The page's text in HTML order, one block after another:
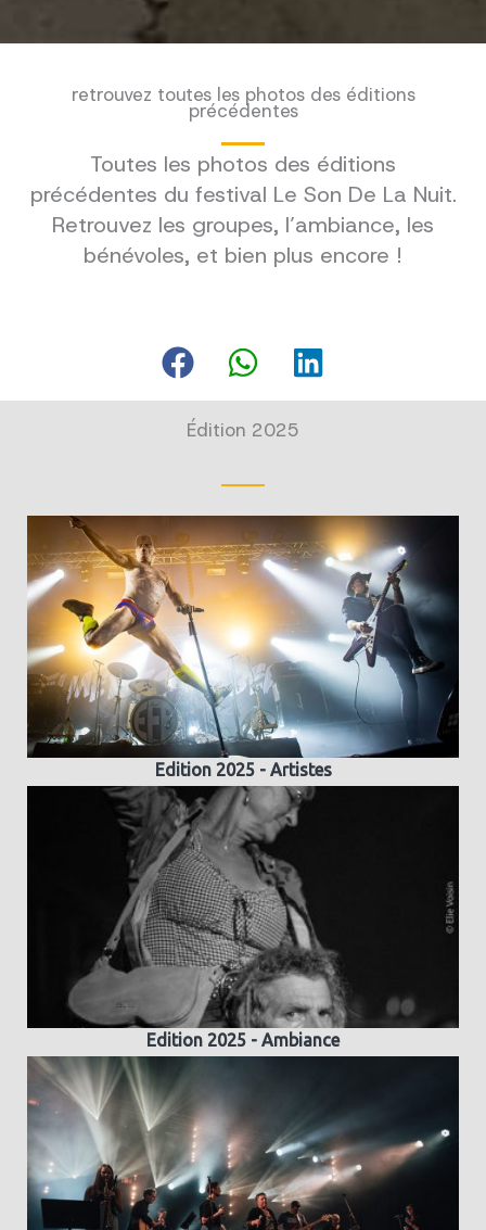
retrouvez toutes les photos des éditions
précédentes
Toutes les photos des éditions
précédentes du festival Le Son De La Nuit.
Retrouvez les groupes, l’ambiance, les
bénévoles, et bien plus encore !
Édition 2025
Edition 2025 - Artistes
Edition 2025 - Ambiance